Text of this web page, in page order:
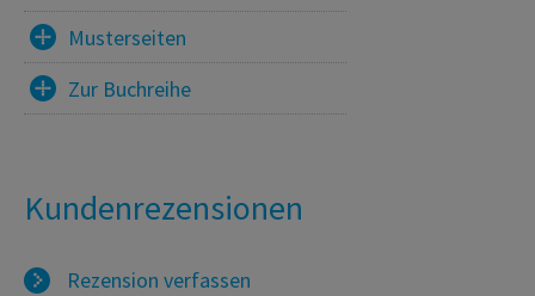
Musterseiten
Zur Buchreihe
Kundenrezensionen
Rezension verfassen